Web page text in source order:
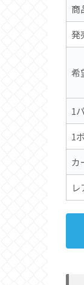
商
発
希
1
1
カ
レ